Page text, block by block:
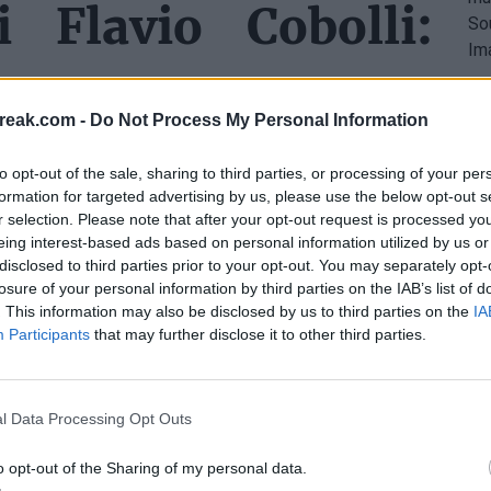
- Do Not Process My Personal Information
opt-out of the sale, sharing to third parties, or processing of your
for targeted advertising by us, please use the below opt-out
selection. Please note that after your opt-out request is processed
interest-based ads based on personal information utilized by us
to third parties prior to your opt-out. You may separately
of your personal information by third parties on the IAB’s list of
This information may also be disclosed by us to third parties on the
Participants that may further disclose it to other third parties.
Data Processing Opt Outs
opt-out of the Sharing of my personal data.
Cobolli:
sua finale a Roland Garros gli permette di entrare
con 3.540 punti . In questo modo, l'italiano
è indicato come il nuovo miglior ranking,
posizione.
Cobolli non solo si inserisce nell'élite, ma
Rublev, Casper Ruud o Karen Khachanov,
spiccano due semifinalisti con salti molto